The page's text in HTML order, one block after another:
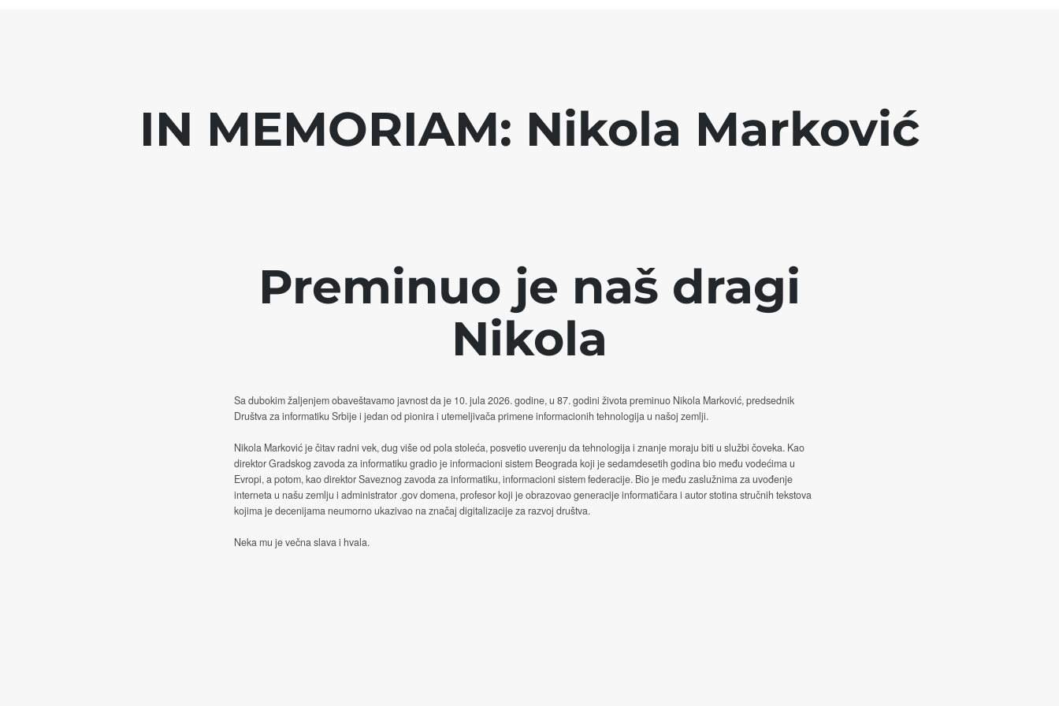
IN MEMORIAM: Nikola Marković
Preminuo je naš dragi
Nikola
Sa dubokim žaljenjem obaveštavamo javnost da je 10. jula 2026. godine, u 87. godini života preminuo Nikola Marković, predsednik
Društva za informatiku Srbije i jedan od pionira i utemeljivača primene informacionih tehnologija u našoj zemlji.
Nikola Marković je čitav radni vek, dug više od pola stoleća, posvetio uverenju da tehnologija i znanje moraju biti u službi čoveka. Kao
direktor Gradskog zavoda za informatiku gradio je informacioni sistem Beograda koji je sedamdesetih godina bio među vodećima u
Evropi, a potom, kao direktor Saveznog zavoda za informatiku, informacioni sistem federacije. Bio je među zaslužnima za uvođenje
interneta u našu zemlju i administrator .gov domena, profesor koji je obrazovao generacije informatičara i autor stotina stručnih tekstova
kojima je decenijama neumorno ukazivao na značaj digitalizacije za razvoj društva.
Neka mu je večna slava i hvala.